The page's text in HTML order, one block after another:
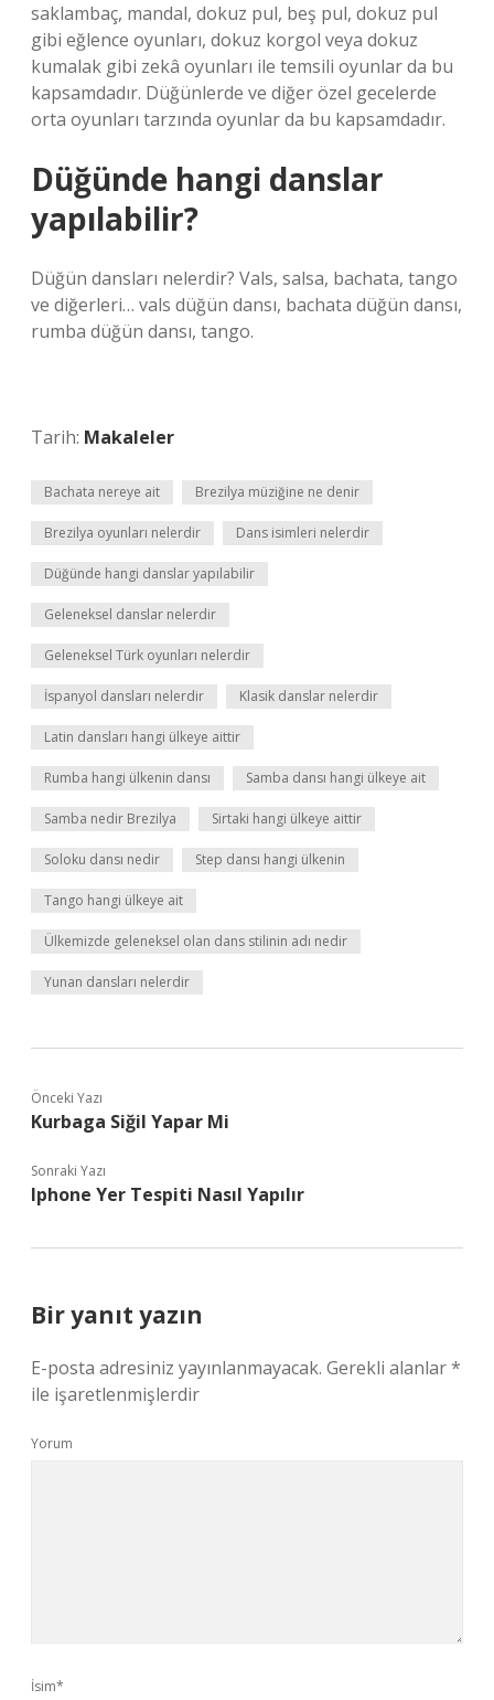
saklambaç, mandal, dokuz pul, beş pul, dokuz pul
gibi eğlence oyunları, dokuz korgol veya dokuz
kumalak gibi zekâ oyunları ile temsili oyunlar da bu
kapsamdadır. Düğünlerde ve diğer özel gecelerde
orta oyunları tarzında oyunlar da bu kapsamdadır.
Düğünde hangi danslar
yapılabilir?
Düğün dansları nelerdir? Vals, salsa, bachata, tango
ve diğerleri… vals düğün dansı, bachata düğün dansı,
rumba düğün dansı, tango.
Tarih: Makaleler
Bachata nereye ait Brezilya müziğine ne denir
Brezilya oyunları nelerdir Dans isimleri nelerdir
Düğünde hangi danslar yapılabilir
Geleneksel danslar nelerdir
Geleneksel Türk oyunları nelerdir
İspanyol dansları nelerdir Klasik danslar nelerdir
Latin dansları hangi ülkeye aittir
Rumba hangi ülkenin dansı Samba dansı hangi ülkeye ait
Samba nedir Brezilya Sirtaki hangi ülkeye aittir
Soloku dansı nedir Step dansı hangi ülkenin
Tango hangi ülkeye ait
Ülkemizde geleneksel olan dans stilinin adı nedir
Yunan dansları nelerdir
Önceki Yazı
Kurbaga Siğil Yapar Mi
Sonraki Yazı
Iphone Yer Tespiti Nasıl Yapılır
Bir yanıt yazın
E-posta adresiniz yayınlanmayacak. Gerekli alanlar*
ile işaretlenmişlerdir
Yorum
İsim*